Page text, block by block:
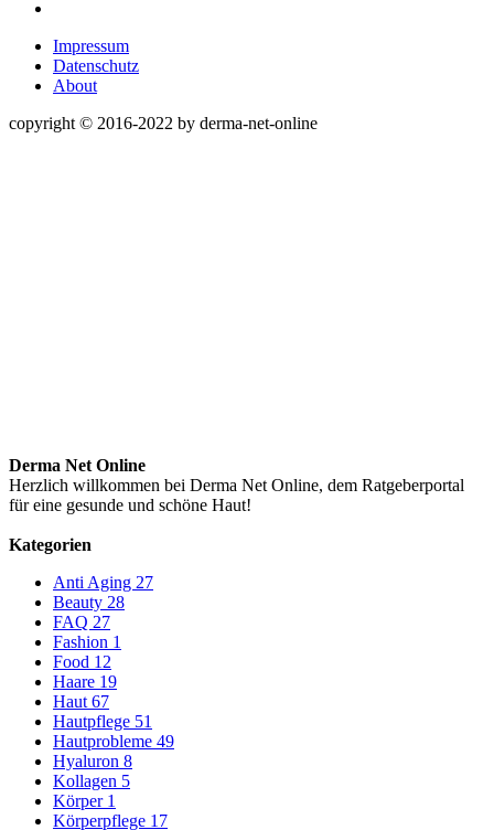
Impressum
Datenschutz
About
copyright © 2016-2022 by derma-net-online
Derma Net Online
Herzlich willkommen bei Derma Net Online, dem Ratgeberportal
für eine gesunde und schöne Haut!
Kategorien
Anti Aging 27
Beauty 28
FAQ 27
Fashion 1
Food 12
Haare 19
Haut67
Hautpflege 51
Hautprobleme 49
Hyaluron 8
Kollagen 5
Körper 1
Körperpflege 17